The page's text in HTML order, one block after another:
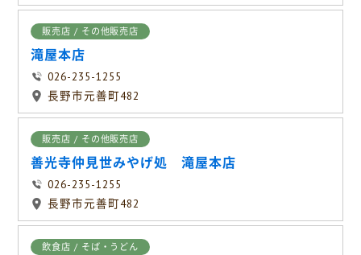
販売店 / その他販売店
滝屋本店
026-235-1255
長野市元善町482
販売店 / その他販売店
善光寺仲見世みやげ処 滝屋本店
026-235-1255
長野市元善町482
飲食店 / そば・うどん